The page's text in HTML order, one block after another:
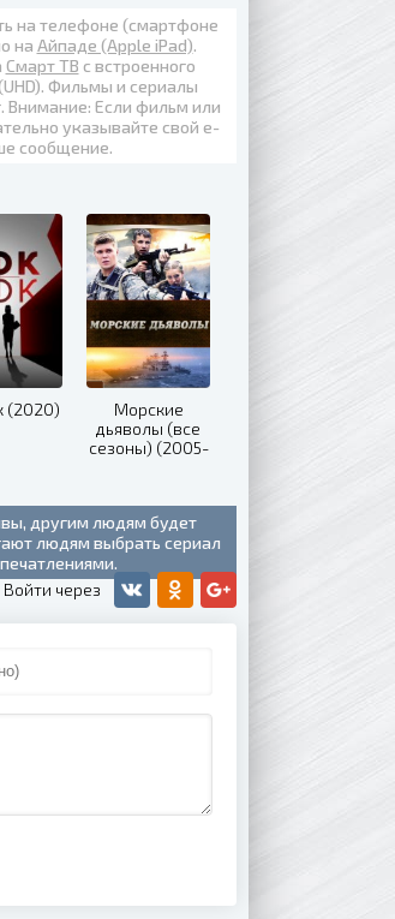
на телефоне (смартфоне
на Айпаде (Apple iPad).
Смарт ТВ с встроенного
. Фильмы и сериалы
Внимание: Если фильм или
указывайте свой е-
сообщение.
(2020)
Морские
дьяволы (все
сезоны) (2005-
другим людям будет
людям выбрать сериал